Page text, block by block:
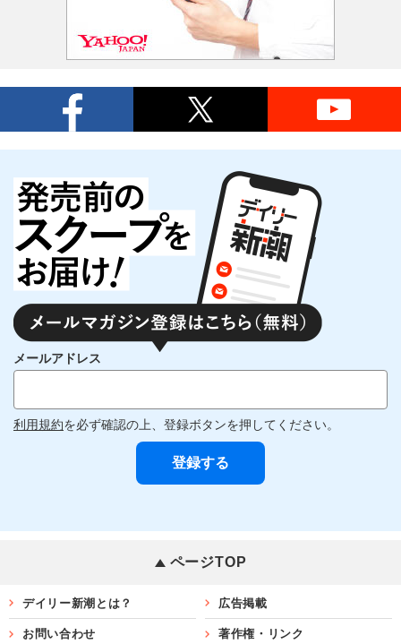
メールアドレス
利用規約を必ず確認の上、登録ボタンを押してください。
ページTOP
デイリー新潮とは？ 広告掲載
お問い合わせ 著作権・リンク